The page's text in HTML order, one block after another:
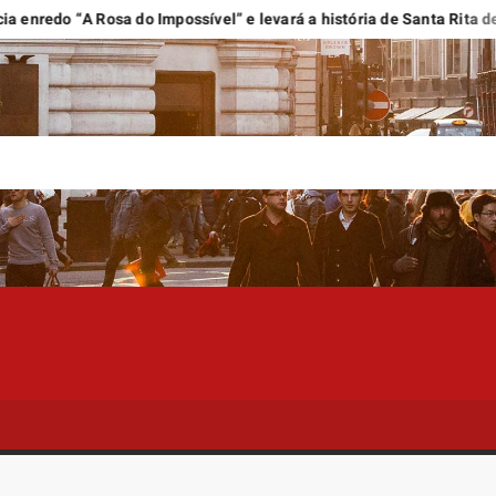
Rosa do Impossível” e levará a história de Santa Rita de Cássia